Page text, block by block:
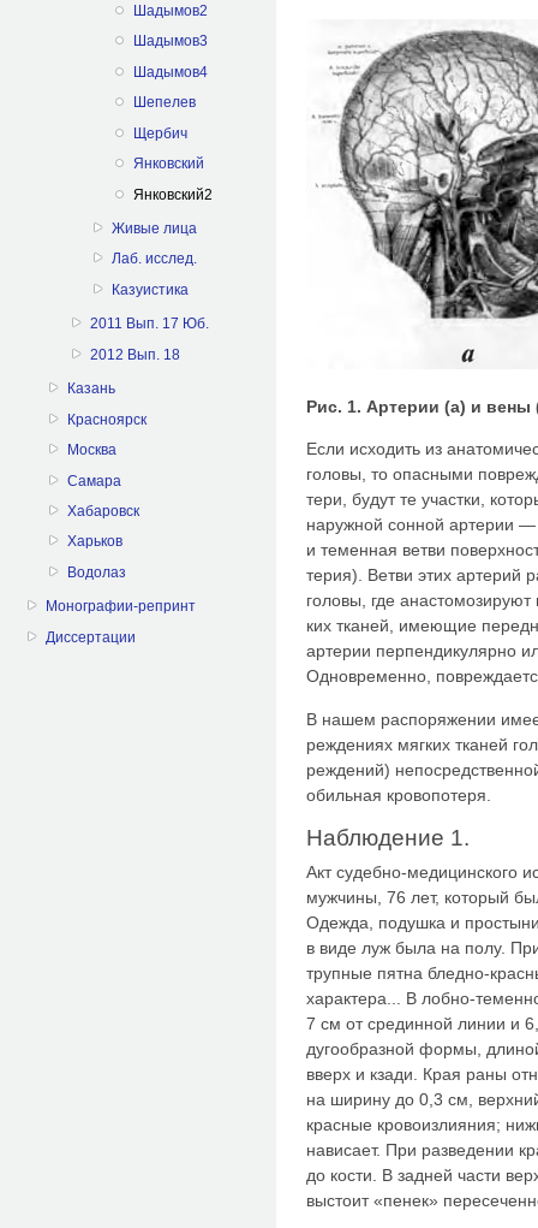
Шадымов2
Шадымов3
Шадымов4
Шепелев
Щербич
Янковский
Янковский2
Живые лица
Лаб. исслед.
Казуистика
2011 Вып. 17 Юб.
2012 Вып. 18
Казань
Красноярск
Москва
Самара
Хабаровск
Харьков
Водолаз
Монографии-репринт
Диссертации
Рис. 1. Артерии (а) и вены
Если исходить из
головы, то опасными
тери, будут те участки,
наружной сонной артерии
и теменная ветви
терия). Ветви этих артерий
головы, где
ких тканей, имеющие
артерии перпендикулярно
Одновременно,
В нашем распоряжении
реждениях мягких тканей
реждений)
обиль­ная кровопотеря.
Наблюдение 1.
Акт судебно-медицинского
мужчины, 76 лет, который
Одежда, подушка и
в виде луж была на полу.
трупные пятна бледно-
характера... В лобно-
7 см от срединной линии и
дугообразной формы,
вверх и кзади. Края раны
на ширину до 0,3 см,
красные кровоизлияния;
нависает. При разведении
до кости. В задней части
высто­ит «пенек»